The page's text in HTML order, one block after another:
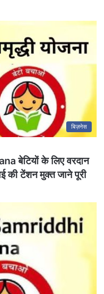
बिज़नेस
बेटियों के लिए वरदान
की टेंशन मुक्त जाने पूरी